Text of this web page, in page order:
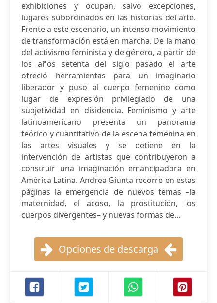
exhibiciones y ocupan, salvo excepciones,
lugares subordinados en las historias del arte.
Frente a este escenario, un intenso movimiento
de transformación está en marcha. De la mano
del activismo feminista y de género, a partir de
los años setenta del siglo pasado el arte
ofreció herramientas para un imaginario
liberador y puso al cuerpo femenino como
lugar de expresión privilegiado de una
subjetividad en disidencia. Feminismo y arte
latinoamericano presenta un panorama
teórico y cuantitativo de la escena femenina en
las artes visuales y se detiene en la
intervención de artistas que contribuyeron a
construir una imaginación emancipadora en
América Latina. Andrea Giunta recorre en estas
páginas la emergencia de nuevos temas –la
maternidad, el acoso, la prostitución, los
cuerpos divergentes– y nuevas formas de...
Opciones de descarga